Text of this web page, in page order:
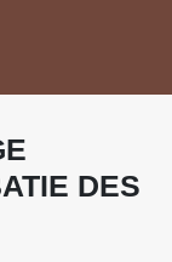
DES